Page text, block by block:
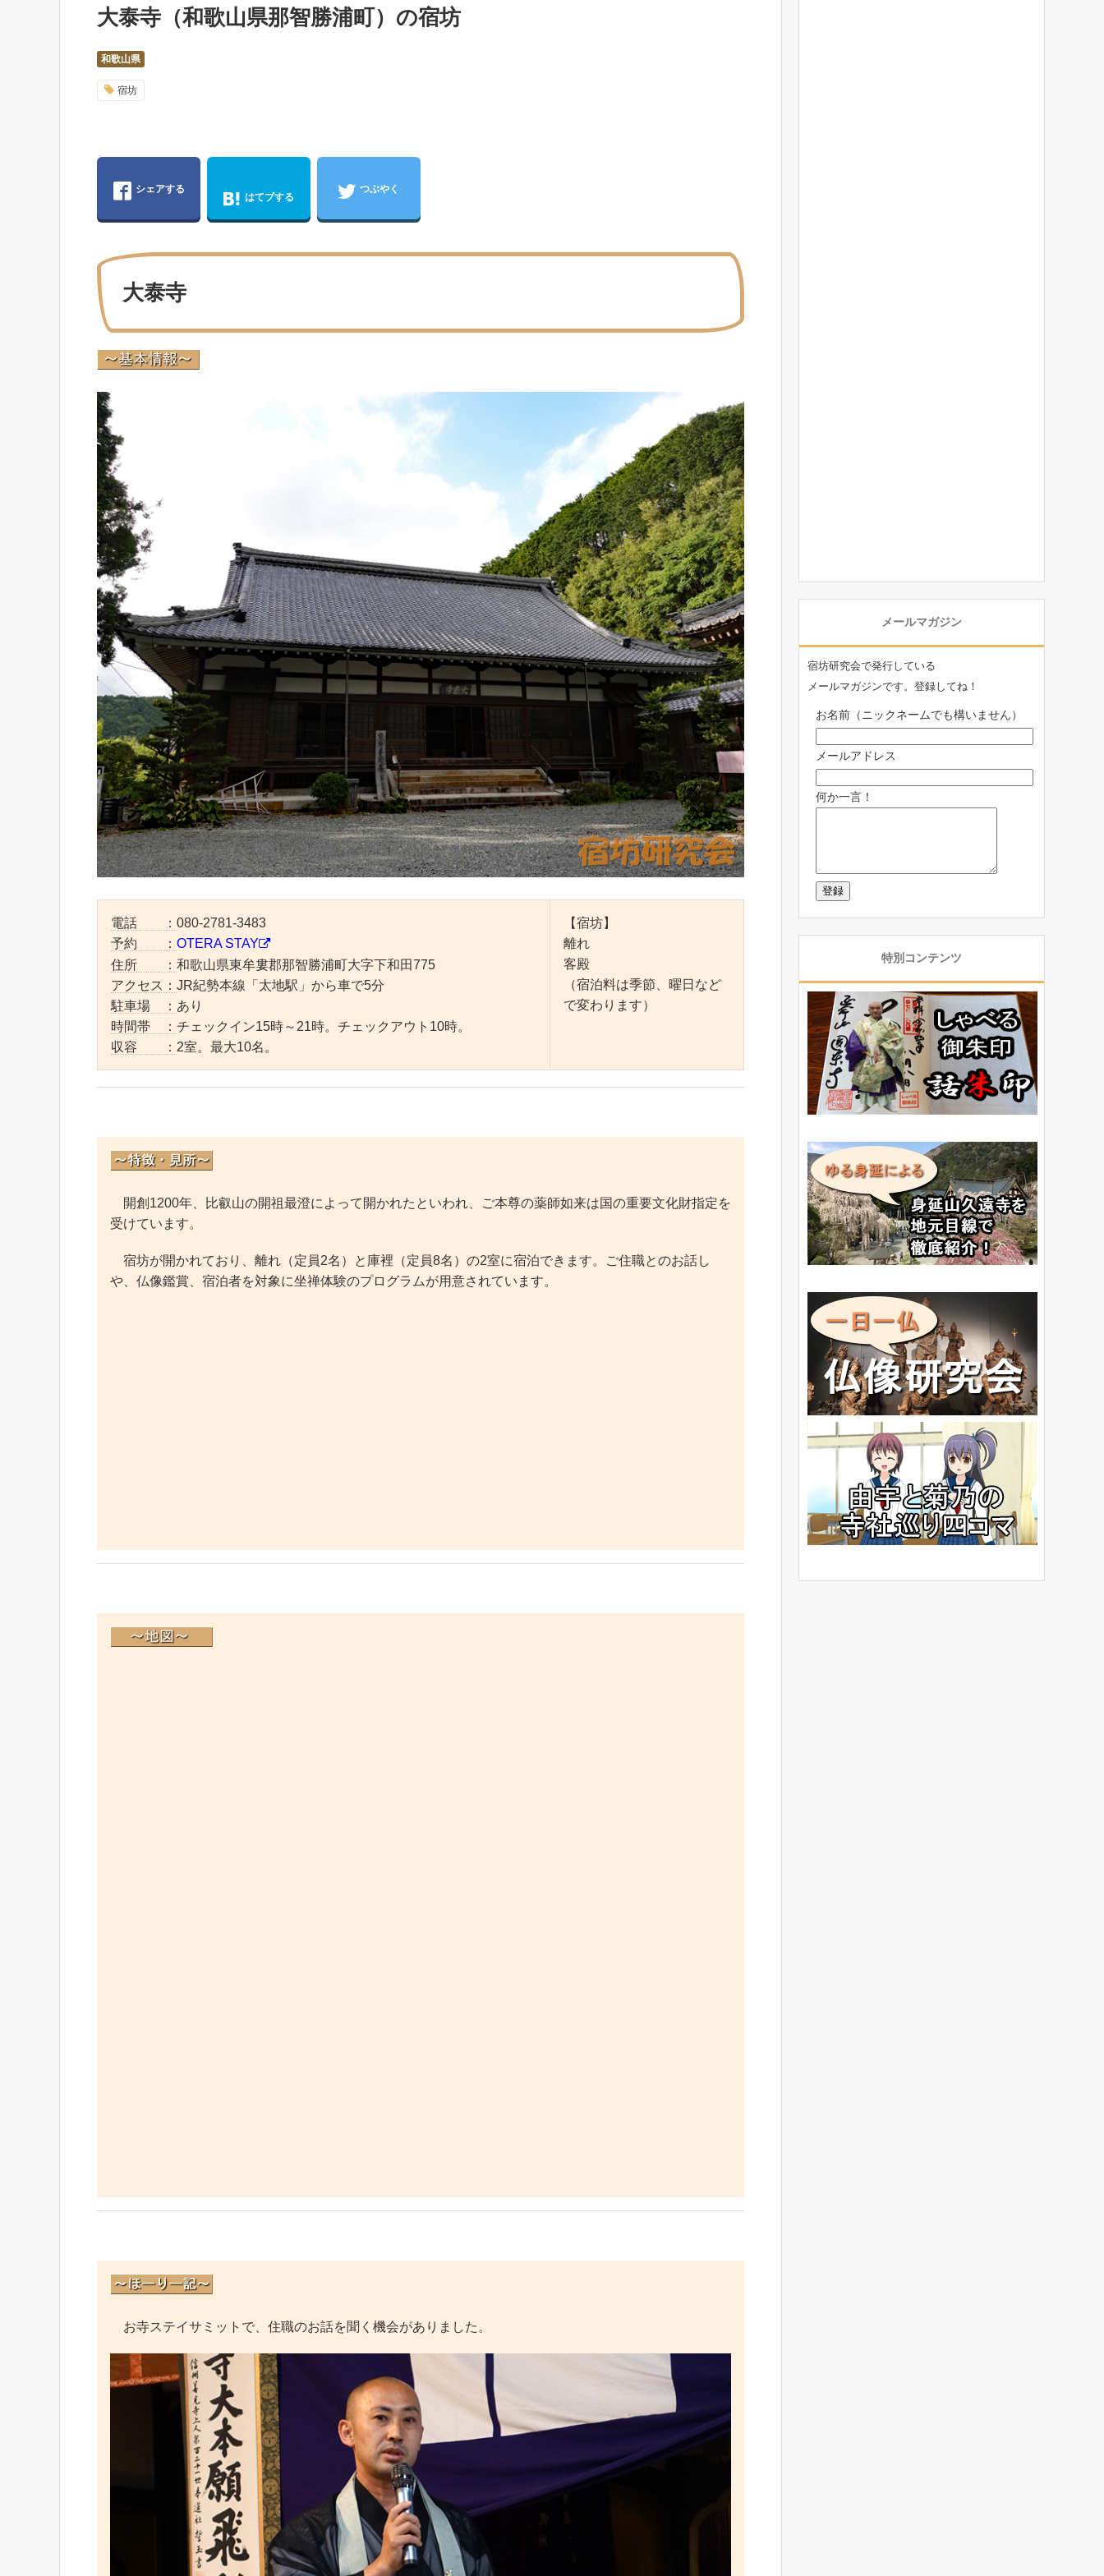
大泰寺（和歌山県那智勝浦町）の宿坊
和歌山県
宿坊
シェアする
はてブする
つぶやく
大泰寺
電話 ： 080-2781-3483
予約 ： OTERA STAY
住所 ： 和歌山県東牟婁郡那智勝浦町大字下和田775
アクセス： JR紀勢本線「太地駅」から車で5分
駐車場 ： あり
時間帯 ： チェックイン15時～21時。チェックアウト10時。
収容 ： 2室。最大10名。
【宿坊】
離れ
客殿
（宿泊料は季節、曜日など
で変わります）
開創1200年、比叡山の開祖最澄によって開かれたといわれ、ご本尊の薬師如来は国の重要文化財指定を
受けています。
宿坊が開かれており、離れ（定員2名）と庫裡（定員8名）の2室に宿泊できます。ご住職とのお話し
や、仏像鑑賞、宿泊者を対象に坐禅体験のプログラムが用意されています。
お寺ステイサミットで、住職のお話を聞く機会がありました。
メールマガジン
宿坊研究会で発行している
メールマガジンです。登録してね！
お名前（ニックネームでも構いません）
メールアドレス
何か一言！
特別コンテンツ